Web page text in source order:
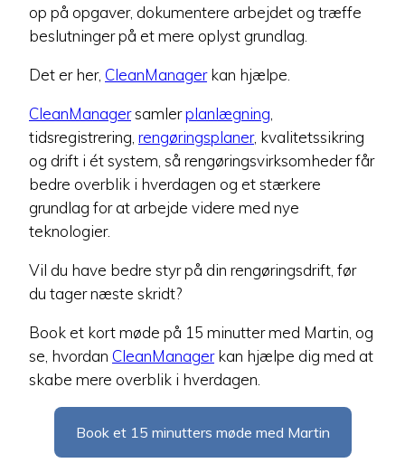
op på opgaver, dokumentere arbejdet og træffe
beslutninger på et mere oplyst grundlag.
Det er her, CleanManagerkan hjælpe.
CleanManagersamlerplanlægning
tidsregistrering, rengøringsplaner, kvalitetssikring
og drift i ét system, så rengøringsvirksomheder får
bedre overblik i hverdagen og et stærkere
grundlag for at arbejde videre med nye
teknologier.
Vil du have bedre styr på din rengøringsdrift, før
du tager næste skridt?
Book et kort møde på 15 minutter med Martin, og
se, hvordan CleanManagerkan hjælpe dig med at
skabe mere overblik i hverdagen.
Book et 15 minutters møde med Martin